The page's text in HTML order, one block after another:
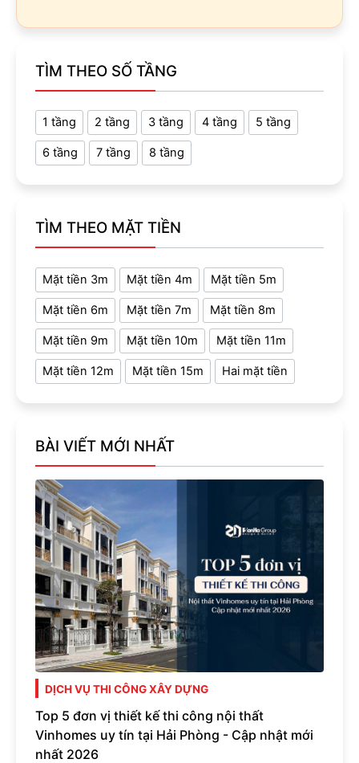
TÌM THEO SỐ TẦNG
1 tầng 2 tầng 3 tầng 4 tầng 5 tầng
6 tầng 7 tầng 8 tầng
TÌM THEO MẶT TIỀN
Mặt tiền 3m Mặt tiền 4m Mặt tiền 5m
Mặt tiền 6m Mặt tiền 7m Mặt tiền 8m
Mặt tiền 9m Mặt tiền 10m Mặt tiền 11m
Mặt tiền 12m Mặt tiền 15m Hai mặt tiền
BÀI VIẾT MỚI NHẤT
DỊCH VỤ THI CÔNG XÂY DỰNG
Top 5 đơn vị thiết kế thi công nội thất
Vinhomes uy tín tại Hải Phòng - Cập nhật mới
nhất 2026